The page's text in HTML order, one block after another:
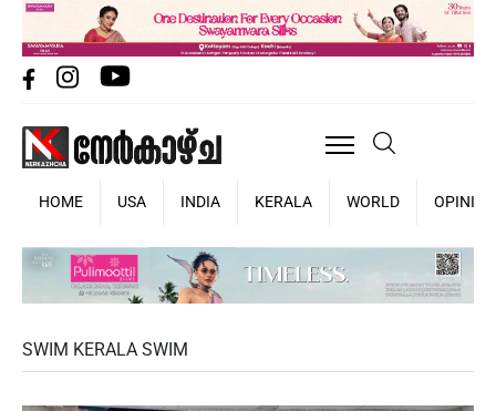
HOME USA INDIA KERALA WORLD OPINION
SWIM KERALA SWIM